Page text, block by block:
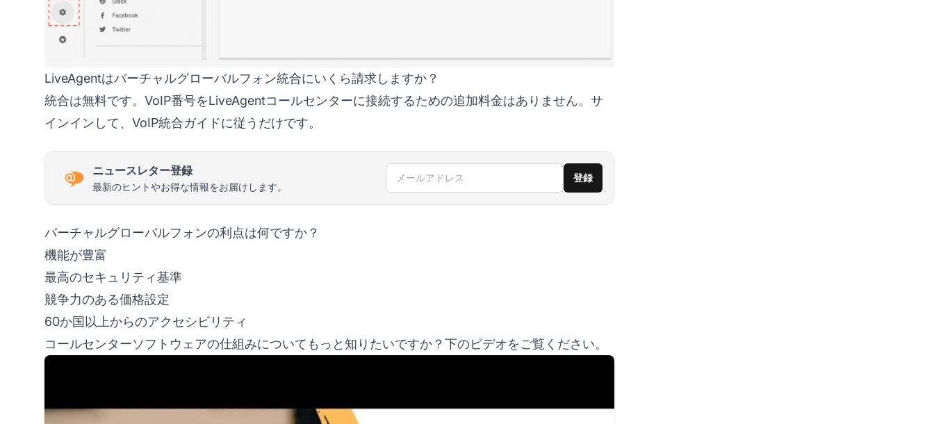
LiveAgentはバーチャルグローバルフォン統合にいくら請求しますか？
統合は無料です。VoIP番号をLiveAgentコールセンターに接続するための追加料金はありません。サ
インインして、VoIP統合ガイドに従うだけです。
ニュースレター登録
最新のヒントやお得な情報をお届けします。
メールアドレス 登録
バーチャルグローバルフォンの利点は何ですか？
機能が豊富
最高のセキュリティ基準
競争力のある価格設定
60か国以上からのアクセシビリティ
コールセンターソフトウェアの仕組みについてもっと知りたいですか？下のビデオをご覧ください。